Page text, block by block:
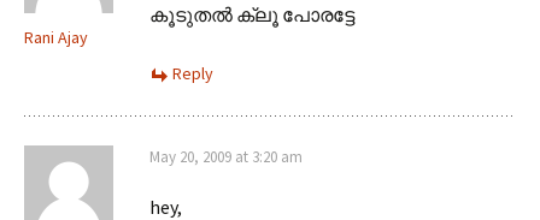
Rani Ajay
കൂടുതല്‍ ക്ലൂ പോരട്ടേ
Reply
May 20, 2009 at 3:20 am
hey,